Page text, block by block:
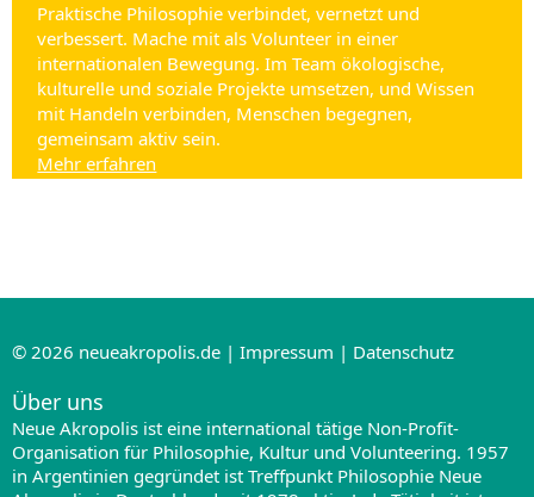
Praktische Philosophie verbindet, vernetzt und
verbessert. Mache mit als Volunteer in einer
internationalen Bewegung. Im Team ökologische,
kulturelle und soziale Projekte umsetzen, und Wissen
mit Handeln verbinden, Menschen begegnen,
gemeinsam aktiv sein.
Mehr erfahren
© 2026 neueakropolis.de | Impressum | Datenschutz
Über uns
Neue Akropolis ist eine international tätige Non-Profit-
Organisation für Philosophie, Kultur und Volunteering. 1957
in Argentinien gegründet ist Treffpunkt Philosophie Neue